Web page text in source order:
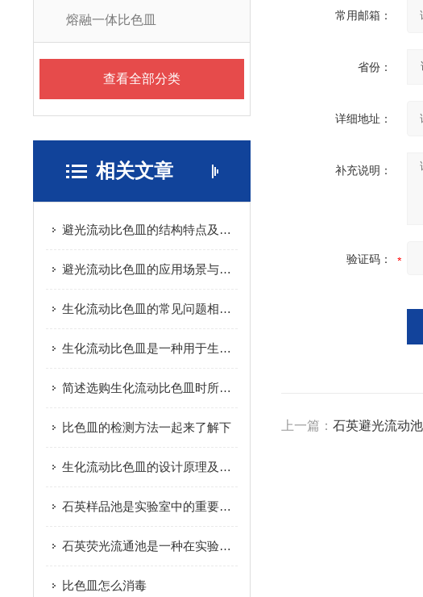
熔融一体比色皿
查看全部分类
相关文章
避光流动比色皿的结构特点及使用注意事项
避光流动比色皿的应用场景与结构特点阐述
生化流动比色皿的常见问题相应解决方法分享
生化流动比色皿是一种用于生化实验中分析分子浓度的仪器
简述选购生化流动比色皿时所需要考虑的关键因素
比色皿的检测方法一起来了解下
生化流动比色皿的设计原理及优势介绍
石英样品池是实验室中的重要工具
石英荧光流通池是一种在实验室中广泛使用的高精度环境仪器
比色皿怎么消毒
常用邮箱：
省份：
详细地址：
补充说明：
验证码：
上一篇：石英避光流动池